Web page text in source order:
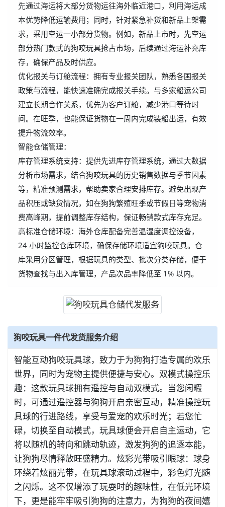
先通过海运将大部分货物运往海外临近港口，利用海运成
本优势降低运输费用；同时，针对紧急补货和新品上架需
求，采用空运一小部分货物。例如，新品上市时，先空运
部分热门款式的狗咬玩具抢占市场，后续通过海运补充库
存，确保产品及时供应。
优化报关与订舱流程：拥有专业报关团队，熟悉各国报关
政策与流程，能快速准确完成报关手续。与多家船运公司
建立长期合作关系，优先为客户订舱，减少港口等待时
间。在旺季，也能保证货物在一周内完成装船出运，有效
提升物流效率。
智能仓储管理：
库存管理系统支持：提供先进库存管理系统，通过大数据
分析市场需求，结合狗咬玩具的历史销售数据与季节因素
等，精准预测需求，帮助卖家合理安排库存。避免出现产
品积压或缺货情况，如在狗狗繁殖旺季或节假日等宠物消
费高峰期，提前调整库存结构，保证畅销款式库存充足。
高标准仓储环境：海外仓库配备完善温湿度调控设备，
24 小时监控仓库环境，确保存储环境适宜狗咬玩具。仓
库采用分区管理，根据玩具的类型、批次分类存储，便于
货物查找与出入库管理，产品次品率降低至 1% 以内。
狗咬玩具一件代发货服务介绍
智能互动狗咬玩具球，致力于为狗狗打造专属的欢乐
世界，同时为宠物主提供便捷与安心。双模式操控乐
趣：这款玩具球拥有遥控与自动双模式。当您闲暇
时，可通过遥控器与狗狗开启亲密互动，精准操控玩
具球的行进路线，享受与爱宠的欢乐时光；若您忙
碌，切换至自动模式，玩具球便会开启自主运动，它
将以随机的转向和跳动轨迹，激发狗狗的追逐本能，
让狗狗尽情释放旺盛精力。炫彩光带吸引眼球：球身
环绕着炫丽光带，在玩具球滚动过程中，彩色灯光随
之闪烁。这不仅增添了玩耍时的趣味性，在低光环境
下，更是能牢牢吸引狗狗的注意力，为狗狗的夜间嬉